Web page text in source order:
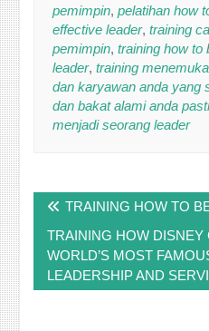
pemimpin,pelatihan how
effective leader,training
pemimpin,training how to
leader,training
dan karyawan anda yang
dan bakat alami anda
menjadi seorang leader
navigation
TRAINING HOW TO
TRAINING HOW DISNEY
WORLD’S MOST
LEADERSHIP AND